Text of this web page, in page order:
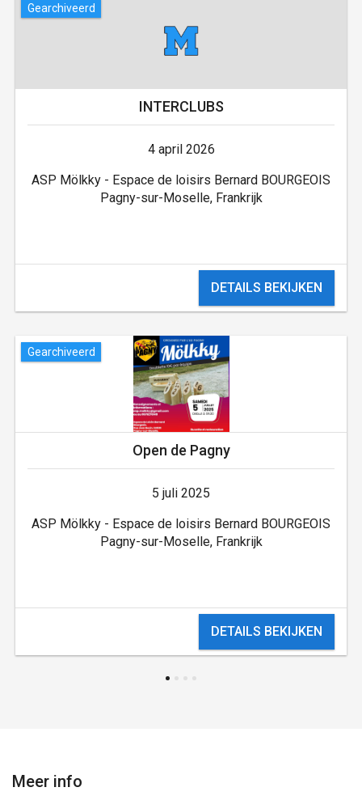
Gearchiveerd
INTERCLUBS
4 april 2026
ASP Mölkky - Espace de loisirs Bernard BOURGEOIS
Pagny-sur-Moselle, Frankrijk
DETAILS BEKIJKEN
Gearchiveerd
Open de Pagny
5 juli 2025
ASP Mölkky - Espace de loisirs Bernard BOURGEOIS
Pagny-sur-Moselle, Frankrijk
DETAILS BEKIJKEN
Meer info